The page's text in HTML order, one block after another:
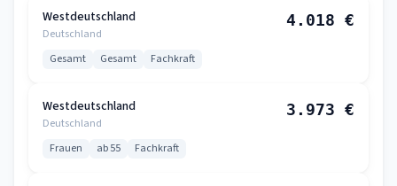
Westdeutschland
Deutschland
4.018 €
Gesamt Gesamt Fachkraft
Westdeutschland
Deutschland
3.973 €
Frauen ab 55 Fachkraft